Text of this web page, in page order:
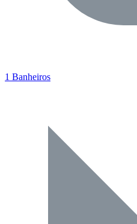
1 Banheiros